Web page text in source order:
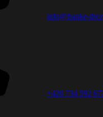
info@franke-
+420 734 592